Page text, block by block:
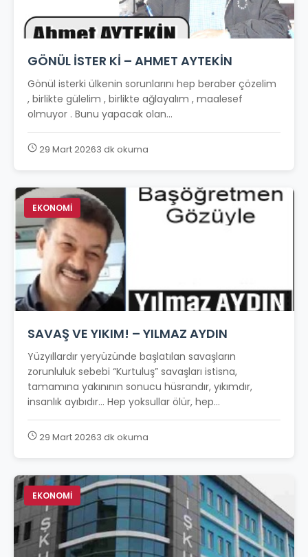
GÖNÜL İSTER Kİ – AHMET AYTEKİN
Gönül isterki ülkenin sorunlarını hep beraber çözelim
, birlikte gülelim , birlikte ağlayalım , maalesef
olmuyor . Bunu yapacak olan...
29 Mart 20263 dk okuma
EKONOMİ
SAVAŞ VE YIKIM! – YILMAZ AYDIN
Yüzyıllardır yeryüzünde başlatılan savaşların
zorunluluk sebebi “Kurtuluş” savaşları istisna,
tamamına yakınının sonucu hüsrandır, yıkımdır,
insanlık ayıbıdır… Hep yoksullar ölür, hep...
29 Mart 20263 dk okuma
EKONOMİ